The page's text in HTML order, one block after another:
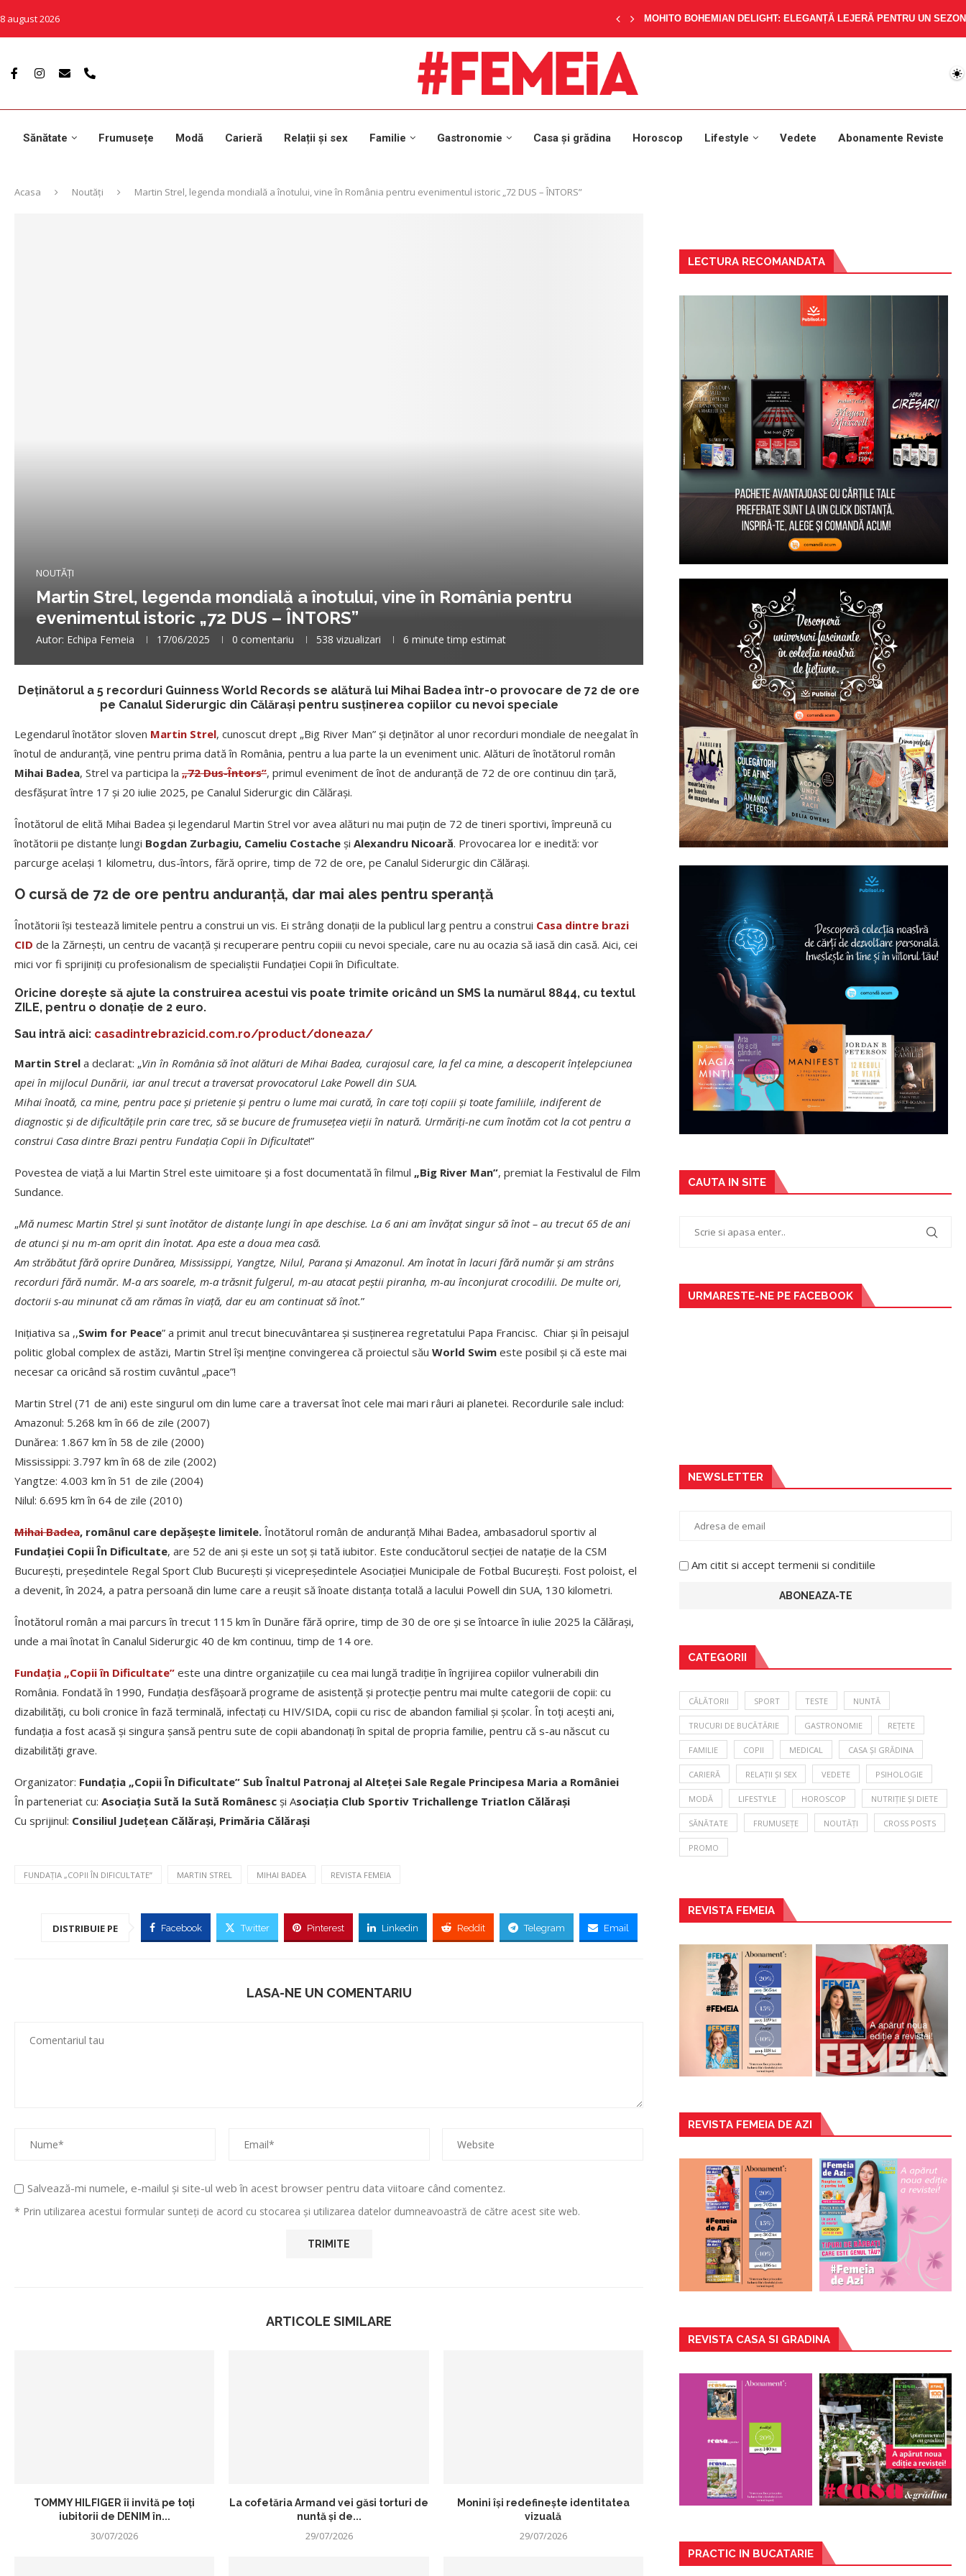
8 august 2026 MOHITO BOHEMIAN DELIGHT: ELEGANȚĂ LEJERĂ PENTRU UN
Sănătate Frumusețe Modă Carieră Relații și sex Familie Gastronomie Casa și grădina Horoscop Lifestyle Vedete Abonamente Reviste
Acasa Noutăți Martin Strel, legenda mondială a înotului, vine în România pentru evenimentul istoric „72 DUS – ÎNTORS”
NOUTĂȚI
Martin Strel, legenda mondială a înotului, vine în România pentru
evenimentul istoric „72 DUS – ÎNTORS”
Autor: Echipa Femeia 17/06/2025 0 comentariu 538 vizualizari 6 minute timp estimat
Deținătorul a 5 recorduri Guinness World Records se alătură lui Mihai Badea într-o provocare de 72 de ore
pe Canalul Siderurgic din Călărași pentru susținerea copiilor cu nevoi speciale
Legendarul înotător sloven Martin Strel, cunoscut drept „Big River Man” și deținător al unor recorduri mondiale de neegalat în
înotul de anduranță, vine pentru prima dată în România, pentru a lua parte la un eveniment unic. Alături de înotătorul român
Mihai Badea, Strel va participa la „72 Dus-Întors”, primul eveniment de înot de anduranță de 72 de ore continuu din țară,
desfășurat între 17 și 20 iulie 2025, pe Canalul Siderurgic din Călărași.
Înotătorul de elită Mihai Badea și legendarul Martin Strel vor avea alături nu mai puțin de 72 de tineri sportivi, împreună cu
înotătorii pe distanțe lungi Bogdan Zurbagiu, Cameliu Costache și Alexandru Nicoară. Provocarea lor e inedită: vor
parcurge același 1 kilometru, dus-întors, fără oprire, timp de 72 de ore, pe Canalul Siderurgic din Călărași.
O cursă de 72 de ore pentru anduranță, dar mai ales pentru speranță
Înotătorii își testează limitele pentru a construi un vis. Ei strâng donații de la publicul larg pentru a construi Casa dintre brazi
CID de la Zărnești, un centru de vacanță și recuperare pentru copiii cu nevoi speciale, care nu au ocazia să iasă din casă. Aici, cei
mici vor fi sprijiniți cu profesionalism de specialiștii Fundației Copii în Dificultate.
Oricine dorește să ajute la construirea acestui vis poate trimite oricând un SMS la numărul 8844, cu textul
ZILE, pentru o donație de 2 euro.
Sau intră aici: casadintrebrazicid.com.ro/product/doneaza/
Martin Strel a declarat: „Vin în România să înot alături de Mihai Badea, curajosul care, la fel ca mine, a descoperit înțelepciunea
apei în mijlocul Dunării, iar anul trecut a traversat provocatorul Lake Powell din SUA.
Mihai înoată, ca mine, pentru pace și prietenie și pentru o lume mai curată, în care toți copiii și toate familiile, indiferent de
diagnostic și de dificultățile prin care trec, să se bucure de frumusețea vieții în natură. Urmăriți-ne cum înotăm cot la cot pentru a
construi Casa dintre Brazi pentru Fundația Copii în Dificultate!”
Povestea de viață a lui Martin Strel este uimitoare și a fost documentată în filmul „Big River Man”, premiat la Festivalul de Film
Sundance.
„Mă numesc Martin Strel și sunt înotător de distanțe lungi în ape deschise. La 6 ani am învățat singur să înot – au trecut 65 de ani
de atunci și nu m-am oprit din înotat. Apa este a doua mea casă.
Am străbătut fără oprire Dunărea, Mississippi, Yangtze, Nilul, Parana și Amazonul. Am înotat în lacuri fără număr și am strâns
recorduri fără număr. M-a ars soarele, m-a trăsnit fulgerul, m-au atacat peștii piranha, m-au înconjurat crocodilii. De multe ori,
doctorii s-au minunat că am rămas în viață, dar eu am continuat să înot.”
Inițiativa sa ,,Swim for Peace” a primit anul trecut binecuvântarea și susținerea regretatului Papa Francisc. Chiar și în peisajul
politic global complex de astăzi, Martin Strel își menține convingerea că proiectul său World Swim este posibil și că este mai
necesar ca oricând să rostim cuvântul „pace”!
Martin Strel (71 de ani) este singurul om din lume care a traversat înot cele mai mari râuri ai planetei. Recordurile sale includ:
Amazonul: 5.268 km în 66 de zile (2007)
Dunărea: 1.867 km în 58 de zile (2000)
Mississippi: 3.797 km în 68 de zile (2002)
Yangtze: 4.003 km în 51 de zile (2004)
Nilul: 6.695 km în 64 de zile (2010)
Mihai Badea, românul care depășește limitele. Înotătorul român de anduranță Mihai Badea, ambasadorul sportiv al
Fundației Copii În Dificultate, are 52 de ani și este un soț și tată iubitor. Este conducătorul secției de natație de la CSM
București, președintele Regal Sport Club București și vicepreședintele Asociației Municipale de Fotbal București. Fost poloist, el
a devenit, în 2024, a patra persoană din lume care a reușit să înoate distanța totală a lacului Powell din SUA, 130 kilometri.
Înotătorul român a mai parcurs în trecut 115 km în Dunăre fără oprire, timp de 30 de ore și se întoarce în iulie 2025 la Călărași,
unde a mai înotat în Canalul Siderurgic 40 de km continuu, timp de 14 ore.
Fundația „Copii în Dificultate” este una dintre organizațiile cu cea mai lungă tradiție în îngrijirea copiilor vulnerabili din
România. Fondată în 1990, Fundația desfăşoară programe de asistenţă şi protecţie pentru mai multe categorii de copii: cu
dizabilităţi, cu boli cronice în fază terminală, infectaţi cu HIV/SIDA, copii cu risc de abandon familial şi şcolar. În toți acești ani,
fundaţia a fost acasă și singura șansă pentru sute de copii abandonaţi în spital de propria familie, pentru că s-au născut cu
dizabilităţi grave.
Organizator: Fundația „Copii În Dificultate” Sub Înaltul Patronaj al Alteței Sale Regale Principesa Maria a României
În parteneriat cu: Asociația Sută la Sută Românesc și Asociația Club Sportiv Trichallenge Triatlon Călărași
Cu sprijinul: Consiliul Județean Călărași, Primăria Călărași
FUNDAȚIA „COPII ÎN DIFICULTATE” MARTIN STREL MIHAI BADEA REVISTA FEMEIA
DISTRIBUIE PE Facebook Twitter Pinterest Linkedin Reddit Telegram Email
LASA-NE UN COMENTARIU
Salvează-mi numele, e-mailul și site-ul web în acest browser pentru data viitoare când comentez.
* Prin utilizarea acestui formular sunteți de acord cu stocarea și utilizarea datelor dumneavoastră de către acest site web.
ARTICOLE SIMILARE
TOMMY HILFIGER îi invită pe toți
iubitorii de DENIM în...
30/07/2026
La cofetăria Armand vei găsi torturi de
nuntă și de...
29/07/2026
Monini își redefinește identitatea
vizuală
29/07/2026
LECTURA RECOMANDATA
CAUTA IN SITE
URMARESTE-NE PE FACEBOOK
NEWSLETTER
Am citit si accept termenii si conditiile
CATEGORII
CĂLĂTORII SPORT TESTE NUNTĂ
TRUCURI DE BUCĂTĂRIE GASTRONOMIE REȚETE
FAMILIE COPII MEDICAL CASA ȘI GRĂDINA
CARIERĂ RELAȚII ȘI SEX VEDETE PSIHOLOGIE
MODĂ LIFESTYLE HOROSCOP NUTRIȚIE ȘI DIETE
SĂNĂTATE FRUMUSEȚE NOUTĂȚI CROSS POSTS
PROMO
REVISTA FEMEIA
REVISTA FEMEIA DE AZI
REVISTA CASA SI GRADINA
PRACTIC IN BUCATARIE